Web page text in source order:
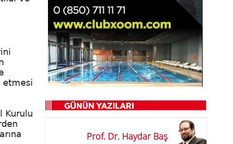
etmesi
Kurulu
Prof. Dr. Haydar Baş